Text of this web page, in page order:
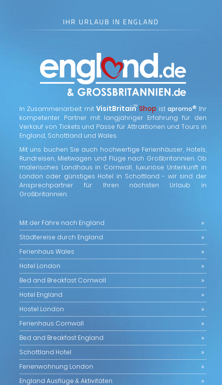
IHR URLAUB IN ENGLAND
In Zusammenarbeit mitVisitBritain
™ Shop istapromo® Ihr
kompetenter Partner mit langjähriger Erfahrung für den
Verkauf von Tickets und Pässe für Attraktionen und Tours in
England, Schottland und Wales.
Mit uns buchen Sie auch hochwertige Ferienhäuser, Hotels,
Rundreisen, Mietwagen und Flüge nach Großbritannien. Ob
malerisches Landhaus in Cornwall, luxuriöse Unterkunft in
London oder günstiges Hotel in Schottland - wir sind der
Ansprechpartner für Ihren nächsten Urlaub in
Großbritannien.
Mit der Fähre nach England
Städtereise durch England
Ferienhaus Wales
Hotel London
Bed and Breakfast Cornwall
Hotel England
Hostel London
Ferienhaus Cornwall
Bed and Breakfast England
Schottland Hotel
Ferienwohnung London
England Ausflüge & Aktivitäten